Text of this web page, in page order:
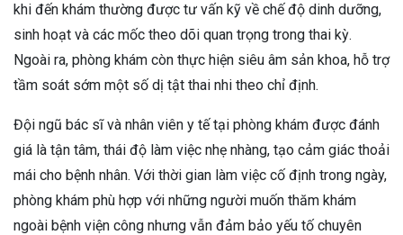
khi đến khám thường được tư vấn kỹ về chế độ dinh dưỡng,
sinh hoạt và các mốc theo dõi quan trọng trong thai kỳ.
Ngoài ra, phòng khám còn thực hiện siêu âm sản khoa, hỗ trợ
tầm soát sớm một số dị tật thai nhi theo chỉ định.
Đội ngũ bác sĩ và nhân viên y tế tại phòng khám được đánh
giá là tận tâm, thái độ làm việc nhẹ nhàng, tạo cảm giác thoải
mái cho bệnh nhân. Với thời gian làm việc cố định trong ngày,
phòng khám phù hợp với những người muốn thăm khám
ngoài bệnh viện công nhưng vẫn đảm bảo yếu tố chuyên